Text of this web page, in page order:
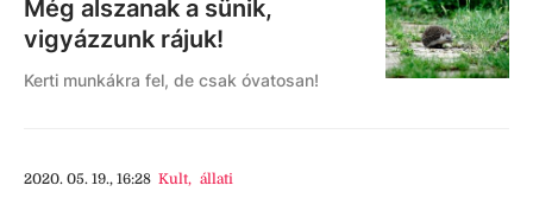
Még alszanak a sünik,
vigyázzunk rájuk!
Kerti munkákra fel, de csak óvatosan!
2020. 05. 19., 16:28 Kult, állati